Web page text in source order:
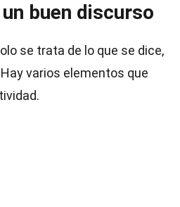
buen discurso
se trata de lo que se dice,
varios elementos que